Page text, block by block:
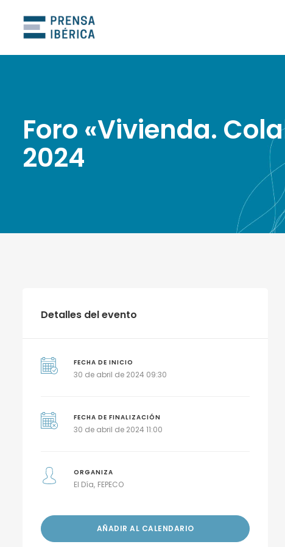
Foro «Vivienda.
2024
Detalles del evento
FECHA DE INICIO
30 de abril de 2024 09:30
FECHA DE FINALIZACIÓN
30 de abril de 2024 11:00
ORGANIZA
El Día FEPECO
AÑADIR AL CALENDARIO